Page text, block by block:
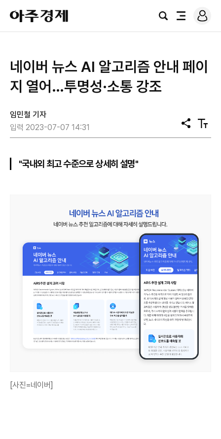
아
주
경
검
전
로
그
네이버 뉴스 AI 알고리즘 안내 페이
지 열어…투명성·소통 강조
임민철 기자
입력 2023-07-07 14:31
공
유
텍
스
"국내외 최고 수준으로 상세히 설명"
[사진=네이버]